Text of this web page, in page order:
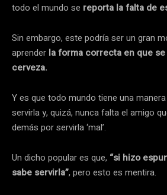
todo el mundo se reporta la falta de
Sin embargo, este podría ser un gran
aprender la forma correcta en que
cerveza.
Y es que todo mundo tiene una manera
servirla y, quizá, nunca falta el amigo
demás por servirla ‘mal’.
Un dicho popular es que, “si hizo
sabe servirla”, pero esto es mentira.